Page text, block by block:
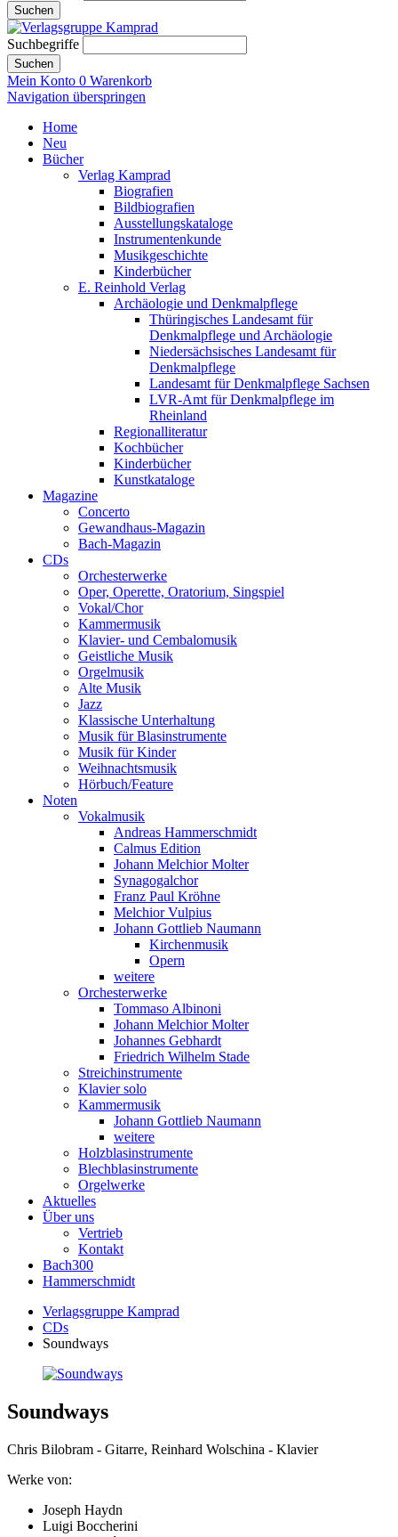
Suchen
Suchbegriffe
Suchen
Mein Konto 0 Warenkorb
Navigation überspringen
Home
Neu
Bücher
Verlag Kamprad
Biografien
Bildbiografien
Ausstellungskataloge
Instrumentenkunde
Musikgeschichte
Kinderbücher
E. Reinhold Verlag
Archäologie und Denkmalpflege
Thüringisches Landesamt für
Denkmalpflege und Archäologie
Niedersächsisches Landesamt für
Denkmalpflege
Landesamt für Denkmalpflege Sachsen
LVR-Amt für Denkmalpflege im
Rheinland
Regionalliteratur
Kochbücher
Kinderbücher
Kunstkataloge
Magazine
Concerto
Gewandhaus-Magazin
Bach-Magazin
CDs
Orchesterwerke
Oper, Operette, Oratorium, Singspiel
Vokal/Chor
Kammermusik
Klavier- und Cembalomusik
Geistliche Musik
Orgelmusik
Alte Musik
Jazz
Klassische Unterhaltung
Musik für Blasinstrumente
Musik für Kinder
Weihnachtsmusik
Hörbuch/Feature
Noten
Vokalmusik
Andreas Hammerschmidt
Calmus Edition
Johann Melchior Molter
Synagogalchor
Franz Paul Kröhne
Melchior Vulpius
Johann Gottlieb Naumann
Kirchenmusik
Opern
weitere
Orchesterwerke
Tommaso Albinoni
Johann Melchior Molter
Johannes Gebhardt
Friedrich Wilhelm Stade
Streichinstrumente
Klavier solo
Kammermusik
Johann Gottlieb Naumann
weitere
Holzblasinstrumente
Blechblasinstrumente
Orgelwerke
Aktuelles
Über uns
Vertrieb
Kontakt
Bach300
Hammerschmidt
Verlagsgruppe Kamprad
CDs
Soundways
Soundways
Chris Bilobram - Gitarre, Reinhard Wolschina - Klavier
Werke von:
Joseph Haydn
Luigi Boccherini